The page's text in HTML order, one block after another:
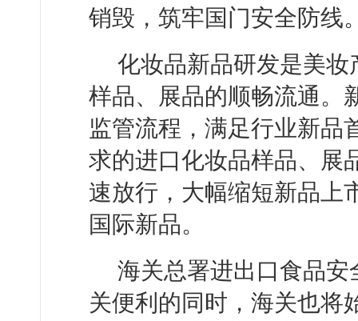
销毁，筑牢国门安全防线
化妆品新品研发是美
样品、展品的顺畅流通。
监管流程，满足行业新品
求的进口化妆品样品、展
速放行，大幅缩短新品上
国际新品。
海关总署进出口食品
关便利的同时，海关也将